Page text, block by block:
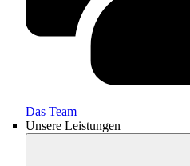
Das Team
Unsere Leistungen